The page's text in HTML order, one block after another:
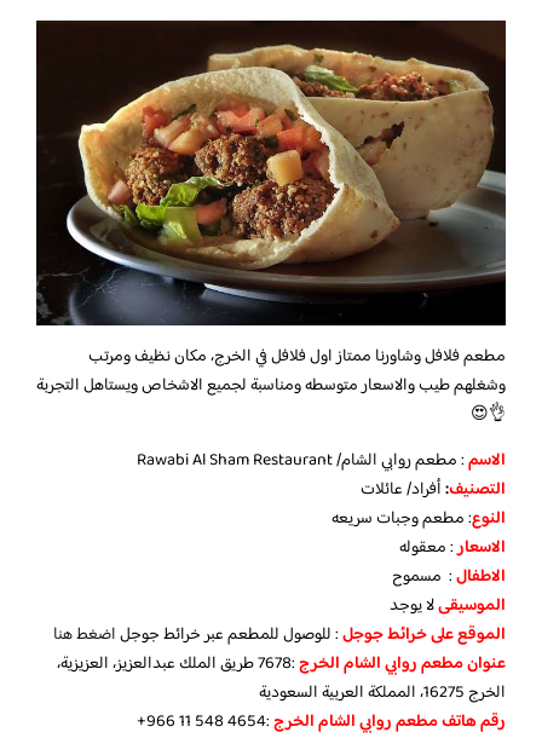
مطعم فلافل وشاورنا ممتاز اول فلافل في الخرج، مكان نظيف ومرتب
وشغلهم طيب والاسعار متوسطه ومناسبة لجميع الاشخاص ويستاهل التجربة
👌😍
الاسم: مطعم روابي الشام/ Rawabi Al Sham Restaurant
التصنيف:أفراد/ عائلات
النوع: مطعم وجبات سريعه
الاسعار: معقوله
الاطفال: مسموح
الموسيقىلا يوجد
الموقع على خرائط جوجل: للوصول للمطعم عبر خرائط جوجلاضغط هنا
عنوان مطعم روابي الشام الخرج
:7678 طريق الملك عبدالعزيز، العزيزية،
الخرج 16275، المملكة العربية السعودية
رقم هاتف مطعم روابي الشام الخرج‏:‪+966 11 548 4654‬‏